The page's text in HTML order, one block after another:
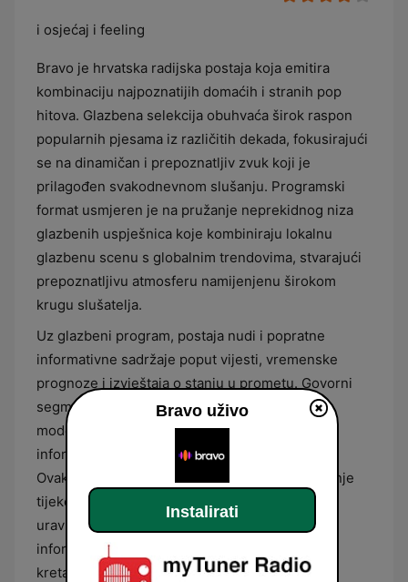
i osjećaj i feeling
Bravo je hrvatska radijska postaja koja emitira
kombinaciju najpoznatijih domaćih i stranih pop
hitova. Glazbena selekcija obuhvaća širok raspon
popularnih pjesama iz različitih dekada, fokusirajući
se na dinamičan i prepoznatljiv zvuk koji je
prilagođen svakodnevnom slušanju. Programski
format usmjeren je na pružanje neprekidnog niza
glazbenih uspješnica koje kombiniraju lokalnu
glazbenu scenu s globalnim trendovima, stvarajući
prepoznatljivu atmosferu namijenjenu širokom
krugu slušatelja.
Uz glazbeni program, postaja nudi i popratne
informativne sadržaje poput vijesti, vremenske
prognoze i izvještaja o stanju u prometu. Govorni
segmenti su kratki i informativni, prateći ritam
modernog života i pružajući slušateljima nužne
informacije bez narušavanja glazbenog toka.
Ovakav format čini postaju pogodnom za slušanje
tijekom rada, vožnje ili opuštanja, nudeći
uravnotežen omjer zabave i korisnih servisnih
informacija u skladu s aktualnim društvenim
kretanjima u Hrvatskoj.
Bravo uživo
Instalirati